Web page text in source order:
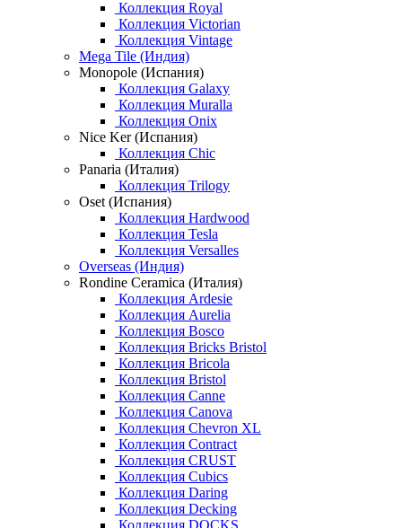
Коллекция Royal
Коллекция Victorian
Коллекция Vintage
Mega Tile (Индия)
Monopole (Испания)
Коллекция Galaxy
Коллекция Muralla
Коллекция Onix
Nice Ker (Испания)
Коллекция Chic
Panaria (Италия)
Коллекция Trilogy
Oset (Испания)
Коллекция Hardwood
Коллекция Tesla
Коллекция Versalles
Overseas (Индия)
Rondine Ceramica (Италия)
Коллекция Ardesie
Коллекция Aurelia
Коллекция Bosco
Коллекция Bricks Bristol
Коллекция Bricola
Коллекция Bristol
Коллекция Canne
Коллекция Canova
Коллекция Chevron XL
Коллекция Contract
Коллекция CRUST
Коллекция Cubics
Коллекция Daring
Коллекция Decking
Коллекция DOCKS